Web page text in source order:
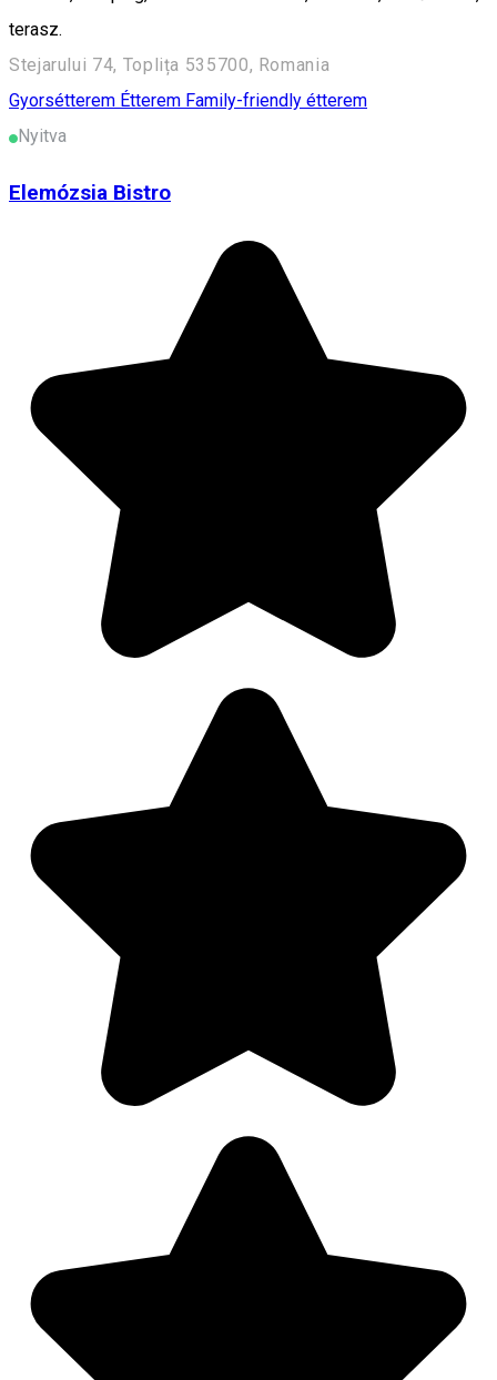
terasz.
Stejarului 74, Toplița 535700, Romania
Gyorsétterem Étterem Family-friendly étterem
Nyitva
Elemózsia Bistro